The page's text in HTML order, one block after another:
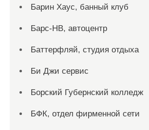
Барин Хаус, банный клуб
Барс-НВ, автоцентр
Баттерфляй, студия отдыха
Би Джи сервис
Борский Губернский колледж
БФК, отдел фирменной сети